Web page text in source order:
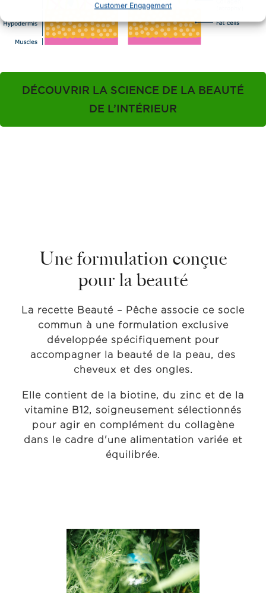
Customer Engagement
DÉCOUVRIR LA SCIENCE DE LA BEAUTÉ
DE L’INTÉRIEUR
Une formulation conçue
pour la beauté
La recette Beauté – Pêche associe ce socle
commun à une formulation exclusive
développée spécifiquement pour
accompagner la beauté de la peau, des
cheveux et des ongles.
Elle contient de la biotine, du zinc et de la
vitamine B12, soigneusement sélectionnés
pour agir en complément du collagène
dans le cadre d'une alimentation variée et
équilibrée.